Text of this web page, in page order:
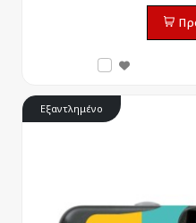
Εξαντλημένο